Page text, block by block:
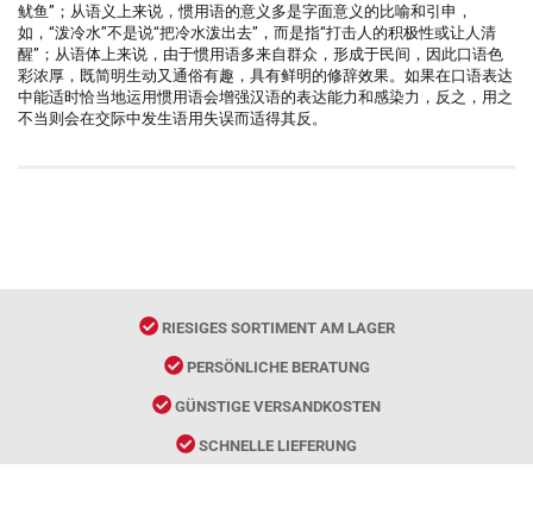
鱿鱼”；从语义上来说，惯用语的意义多是字面意义的比喻和引申，
如，“泼冷水’’不是说“把冷水泼出去”，而是指“打击人的积极性或让人清
醒”；从语体上来说，由于惯用语多来自群众，形成于民间，因此口语色
彩浓厚，既简明生动又通俗有趣，具有鲜明的修辞效果。如果在口语表达
中能适时恰当地运用惯用语会增强汉语的表达能力和感染力，反之，用之
不当则会在交际中发生语用失误而适得其反。
RIESIGES SORTIMENT AM LAGER
PERSÖNLICHE BERATUNG
GÜNSTIGE VERSANDKOSTEN
SCHNELLE LIEFERUNG